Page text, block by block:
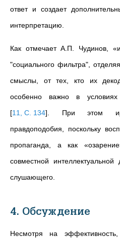
ответ и создает
интерпретацию.
Как отмечает А.П. Чудинов,
"социального фильтра",
смыслы, от тех, кто их
особенно важно в
[11, С. 134] . При этом
правдоподобия, поскольку
пропаганда, а как
совместной
слушающего.
4. Обсуждение
Несмотря на